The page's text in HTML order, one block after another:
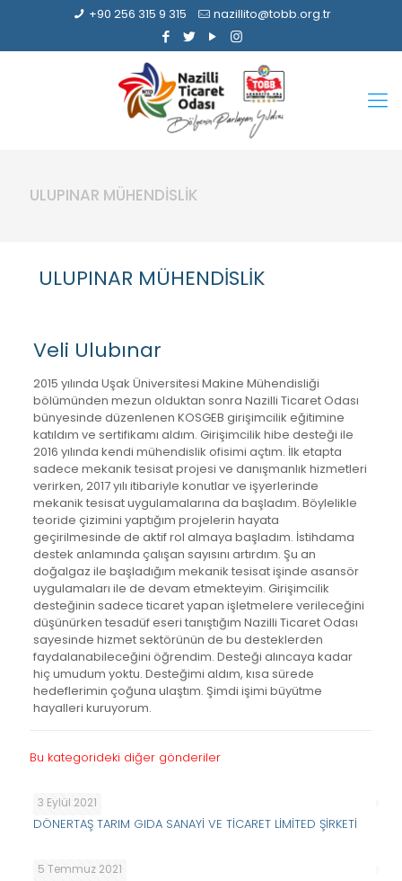
+90 256 315 9 315 nazillito@tobb.org.tr
ULUPINAR MÜHENDİSLİK
ULUPINAR MÜHENDİSLİK
Veli Ulubınar
2015 yılında Uşak Üniversitesi Makine Mühendisliği
bölümünden mezun olduktan sonra Nazilli Ticaret Odası
bünyesinde düzenlenen KOSGEB girişimcilik eğitimine
katıldım ve sertifikamı aldım. Girişimcilik hibe desteği ile
2016 yılında kendi mühendislik ofisimi açtım. İlk etapta
sadece mekanik tesisat projesi ve danışmanlık hizmetleri
verirken, 2017 yılı itibariyle konutlar ve işyerlerinde
mekanik tesisat uygulamalarına da başladım. Böylelikle
teoride çizimini yaptığım projelerin hayata
geçirilmesinde de aktif rol almaya başladım. İstihdama
destek anlamında çalışan sayısını artırdım. Şu an
doğalgaz ile başladığım mekanik tesisat işinde asansör
uygulamaları ile de devam etmekteyim. Girişimcilik
desteğinin sadece ticaret yapan işletmelere verileceğini
düşünürken tesadüf eseri tanıştığım Nazilli Ticaret Odası
sayesinde hizmet sektörünün de bu desteklerden
faydalanabileceğini öğrendim. Desteği alıncaya kadar
hiç umudum yoktu. Desteğimi aldım, kısa sürede
hedeflerimin çoğuna ulaştım. Şimdi işimi büyütme
hayalleri kuruyorum.
Bu kategorideki diğer gönderiler
3 Eylül 2021
DÖNERTAŞ TARIM GIDA SANAYİ VE TİCARET LİMİTED ŞİRKETİ
5 Temmuz 2021